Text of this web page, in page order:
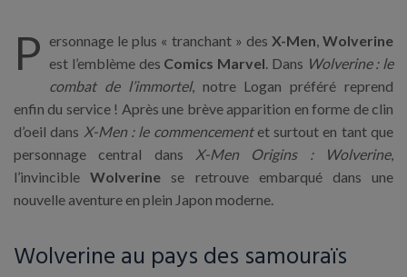
P ersonnage le plus « tranchant » des X-Men, Wolverine
est l’emblème des Comics Marvel. Dans Wolverine : le
combat de l’immortel, notre Logan préféré reprend
enfin du service ! Après une brève apparition en forme de clin
d’oeil dans X-Men : le commencementet surtout en tant que
personnage central dans X-Men Origins : Wolverine,
l’invincibleWolverine se retrouve embarqué dans une
nouvelle aventure en plein Japon moderne.
Wolverine au pays des samouraïs